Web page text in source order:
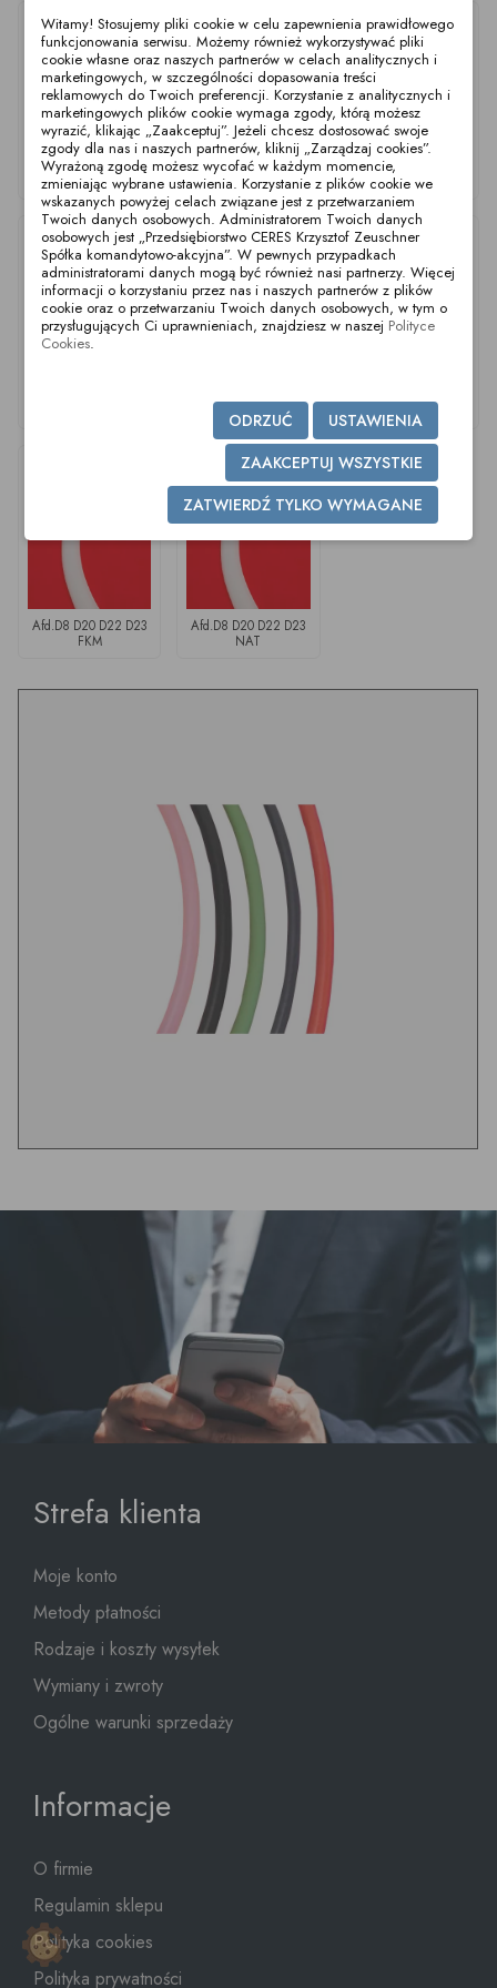
Afd.D2 EPDM Afd.D2 FKM Afd.D2 NAT
D23 EPDM
Afd.D8 D20 D22 D23
FKM
Afd.D8 D20 D22 D23
NAT
Strefa klienta
Moje konto
Metody płatności
Rodzaje i koszty wysyłek
Wymiany i zwroty
Ogólne warunki sprzedaży
Informacje
O firmie
Regulamin sklepu
Polityka cookies
Polityka prywatności
Witamy! Stosujemy pliki cookie w celu zapewnienia prawidłowego
funkcjonowania serwisu. Możemy również wykorzystywać pliki
cookie własne oraz naszych partnerów w celach analitycznych i
marketingowych, w szczególności dopasowania treści
reklamowych do Twoich preferencji. Korzystanie z analitycznych i
marketingowych plików cookie wymaga zgody, którą możesz
wyrazić, klikając „Zaakceptuj”. Jeżeli chcesz dostosować swoje
zgody dla nas i naszych partnerów, kliknij „Zarządzaj cookies”.
Wyrażoną zgodę możesz wycofać w każdym momencie,
zmieniając wybrane ustawienia. Korzystanie z plików cookie we
wskazanych powyżej celach związane jest z przetwarzaniem
Twoich danych osobowych. Administratorem Twoich danych
osobowych jest „Przedsiębiorstwo CERES Krzysztof Zeuschner
Spółka komandytowo-akcyjna”. W pewnych przypadkach
administratorami danych mogą być również nasi partnerzy. Więcej
informacji o korzystaniu przez nas i naszych partnerów z plików
cookie oraz o przetwarzaniu Twoich danych osobowych, w tym o
przysługujących Ci uprawnieniach, znajdziesz w naszej Polityce
Cookies.
USTAWIENIA
ODRZUĆ
ZAAKCEPTUJ WSZYSTKIE
ZATWIERDŹ TYLKO WYMAGANE